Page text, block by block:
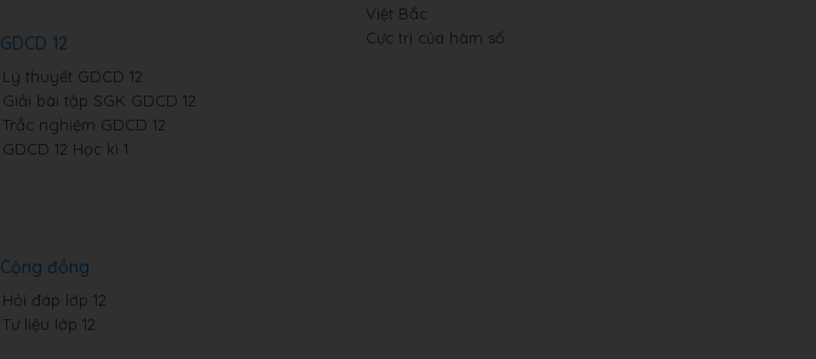
GDCD 12
Lý thuyết GDCD 12
Giải bài tập SGK GDCD 12
Trắc nghiệm GDCD 12
GDCD 12 Học kì 1
Cộng đồng
Hỏi đáp lớp 12
Tư liệu lớp 12
Việt Bắc
Cực trị của hàm số